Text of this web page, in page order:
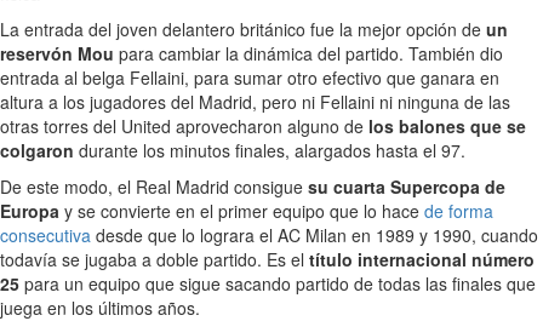
La entrada del joven delantero británico fue la mejor opción de un
reservón Mou para cambiar la dinámica del partido. También dio
entrada al belga Fellaini, para sumar otro efectivo que ganara en
altura a los jugadores del Madrid, pero ni Fellaini ni ninguna de las
otras torres del United aprovecharon alguno de los balones que se
colgaron durante los minutos finales, alargados hasta el 97.
De este modo, el Real Madrid consigue su cuarta Supercopa de
Europa y se convierte en el primer equipo que lo hace de forma
consecutiva desde que lo lograra el AC Milan en 1989 y 1990, cuando
todavía se jugaba a doble partido. Es el título internacional número
25 para un equipo que sigue sacando partido de todas las finales que
juega en los últimos años.